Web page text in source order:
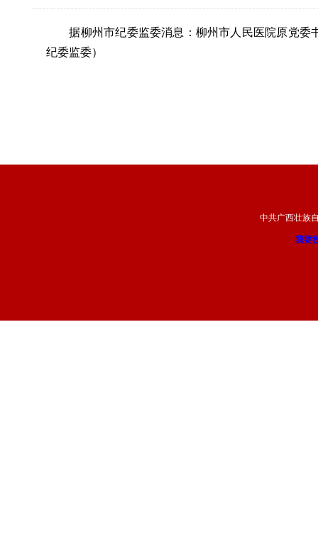
据柳州市纪委监委消息：柳州市人民医院原党委
纪委监委）
中共广西壮族
我要